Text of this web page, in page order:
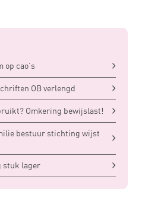
op cao’s
OB verlengd
Omkering bewijslast!
bestuur stichting wijst
stuk lager